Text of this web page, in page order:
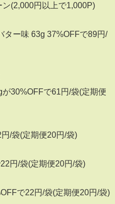
(2,000円以上で1,000P)
ター味 63g 37%OFFで89円/
30%OFFで61円/袋(定期便
/袋(定期便20円/袋)
円/袋(定期便20円/袋)
で22円/袋(定期便20円/袋)